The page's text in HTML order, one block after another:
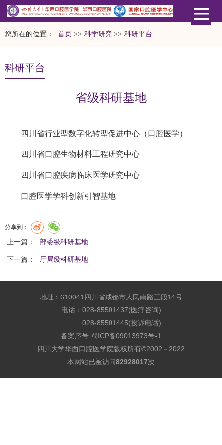
您所在的位置： 首页 >> 科学研究 >> 科研平台
科研平台
省级科研基地
四川省行业型数字化转型促进中心（口腔医学）
四川省口腔生物材料工程研究中心
四川省口腔疾病临床医学研究中心
口腔医学学科创新引智基地
分享到：
上一篇： 部委级科研基地
下一篇： 厅局级科研基地
地址：610041四川省成都市人民南路三段14号
电话：028-85501437(医疗咨询)
028-85501445(投诉电话)
备案序号:蜀ICP备09013973号-1
四川大学华西口腔医学院版权所有©2002－2022
本网站已被访问82928017次